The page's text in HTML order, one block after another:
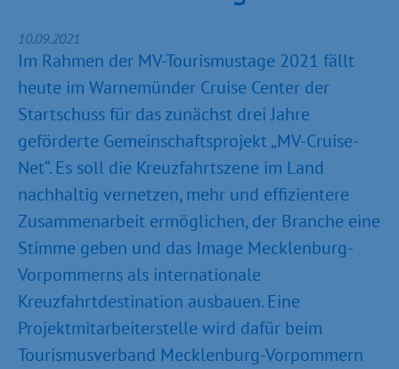
10.09.2021
Im Rahmen der MV-Tourismustage 2021 fällt
heute im Warnemünder Cruise Center der
Startschuss für das zunächst drei Jahre
geförderte Gemeinschaftsprojekt „MV-Cruise-
Net“. Es soll die Kreuzfahrtszene im Land
nachhaltig vernetzen, mehr und effizientere
Zusammenarbeit ermöglichen, der Branche eine
Stimme geben und das Image Mecklenburg-
Vorpommerns als internationale
Kreuzfahrtdestination ausbauen. Eine
Projektmitarbeiterstelle wird dafür beim
Tourismusverband Mecklenburg-Vorpommern